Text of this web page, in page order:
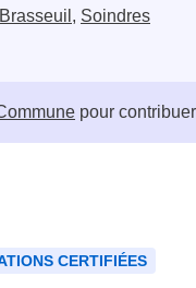
, Soindres
pour
CERTIFIÉES